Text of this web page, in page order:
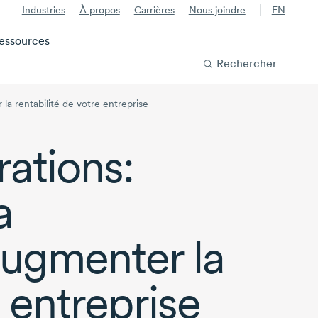
Industries À propos Carrières Nous joindre EN
Rechercher
la rentabilité de votre entreprise
la